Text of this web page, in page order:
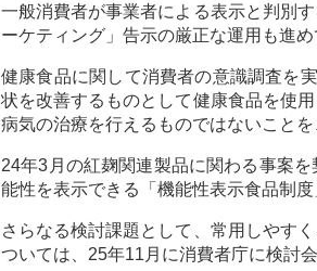
一般消費者が事業者による表示と判別
ーケティング」告示の厳正な運用も進め
健康食品に関して消費者の意識調査を
状を改善するものとして健康食品を使
病気の治療を行えるものではないこと
24年3月の紅麹関連製品に関わる事案
能性を表示できる「機能性表示食品制度
さらなる検討課題として、常用しやす
ついては、25年11月に消費者庁に検討